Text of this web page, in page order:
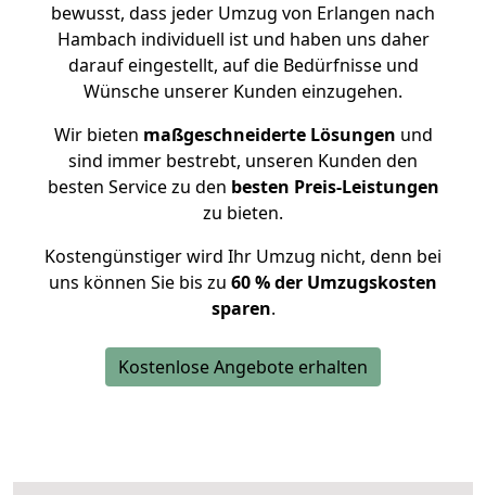
bewusst, dass jeder Umzug von Erlangen nach
Hambach individuell ist und haben uns daher
darauf eingestellt, auf die Bedürfnisse und
Wünsche unserer Kunden einzugehen.
Wir bieten maßgeschneiderte Lösungen und
sind immer bestrebt, unseren Kunden den
besten Service zu den besten Preis-Leistungen
zu bieten.
Kostengünstiger wird Ihr Umzug nicht, denn bei
uns können Sie bis zu 60 % der Umzugskosten
sparen.
Kostenlose Angebote erhalten